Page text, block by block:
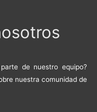
de nuestro equipo?
nuestra comunidad de